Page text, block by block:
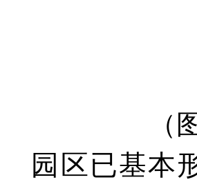
（
园区已基本